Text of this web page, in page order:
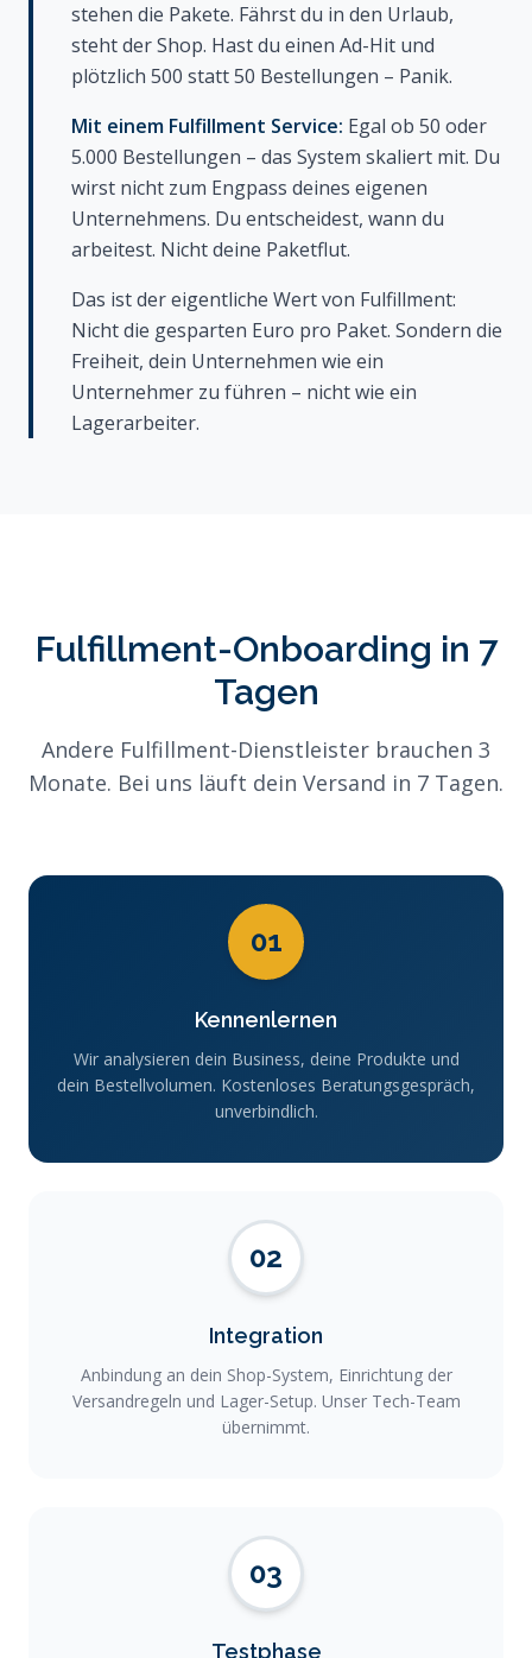
stehen die Pakete. Fährst du in den Urlaub,
steht der Shop. Hast du einen Ad-Hit und
plötzlich 500 statt 50 Bestellungen – Panik.
Mit einem Fulfillment Service: Egal ob 50 oder
5.000 Bestellungen – das System skaliert mit. Du
wirst nicht zum Engpass deines eigenen
Unternehmens. Du entscheidest, wann du
arbeitest. Nicht deine Paketflut.
Das ist der eigentliche Wert von Fulfillment:
Nicht die gesparten Euro pro Paket. Sondern die
Freiheit, dein Unternehmen wie ein
Unternehmer zu führen – nicht wie ein
Lagerarbeiter.
Fulfillment-Onboarding in 7
Tagen
Andere Fulfillment-Dienstleister brauchen 3
Monate. Bei uns läuft dein Versand in 7 Tagen.
01
Kennenlernen
Wir analysieren dein Business, deine Produkte und
dein Bestellvolumen. Kostenloses Beratungsgespräch,
unverbindlich.
02
Integration
Anbindung an dein Shop-System, Einrichtung der
Versandregeln und Lager-Setup. Unser Tech-Team
übernimmt.
03
Testphase